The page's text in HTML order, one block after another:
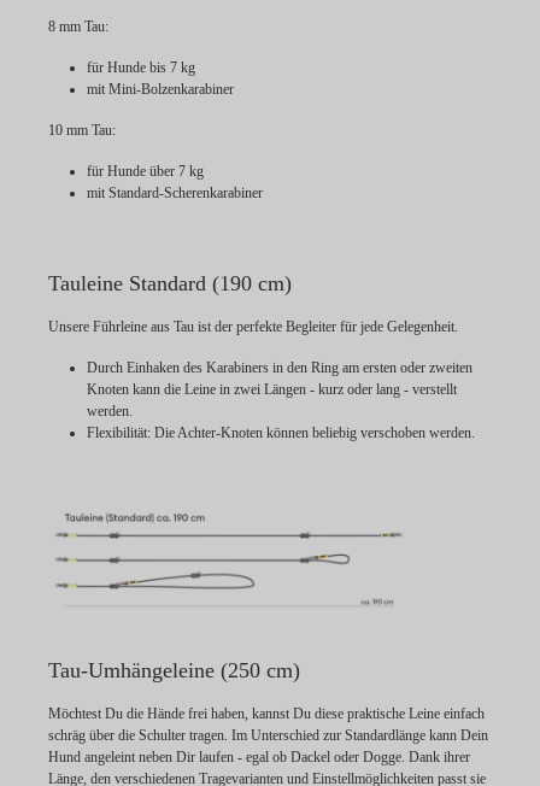
8 mm Tau:
für Hunde bis 7 kg
mit Mini-Bolzenkarabiner
10 mm Tau:
für Hunde über 7 kg
mit Standard-Scherenkarabiner
Tauleine Standard (190 cm)
Unsere Führleine aus Tau ist der perfekte Begleiter für jede Gelegenheit.
Durch Einhaken des Karabiners in den Ring am ersten oder zweiten
Knoten kann die Leine in zwei Längen - kurz oder lang - verstellt
werden.
Flexibilität: Die Achter-Knoten können beliebig verschoben werden.
Tau-Umhängeleine (250 cm)
Möchtest Du die Hände frei haben, kannst Du diese praktische Leine einfach
schräg über die Schulter tragen. Im Unterschied zur Standardlänge kann Dein
Hund angeleint neben Dir laufen - egal ob Dackel oder Dogge. Dank ihrer
Länge, den verschiedenen Tragevarianten und Einstellmöglichkeiten passt sie